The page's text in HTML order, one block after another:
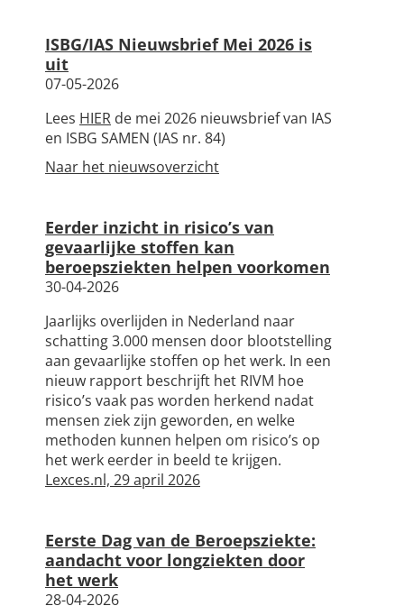
ISBG/IAS Nieuwsbrief Mei 2026 is
uit
07-05-2026
Lees HIER de mei 2026 nieuwsbrief van IAS
en ISBG SAMEN (IAS nr. 84)
Naar het nieuwsoverzicht
Eerder inzicht in risico’s van
gevaarlijke stoffen kan
beroepsziekten helpen voorkomen
30-04-2026
Jaarlijks overlijden in Nederland naar
schatting 3.000 mensen door blootstelling
aan gevaarlijke stoffen op het werk. In een
nieuw rapport beschrijft het RIVM hoe
risico’s vaak pas worden herkend nadat
mensen ziek zijn geworden, en welke
methoden kunnen helpen om risico’s op
het werk eerder in beeld te krijgen.
Lexces.nl, 29 april 2026
Eerste Dag van de Beroepsziekte:
aandacht voor longziekten door
het werk
28-04-2026